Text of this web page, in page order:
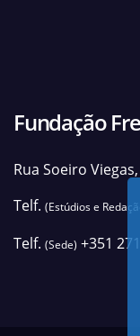
Fundação
Rua Soeiro
Telf. (Estúdios e
Telf. (Sede) +351